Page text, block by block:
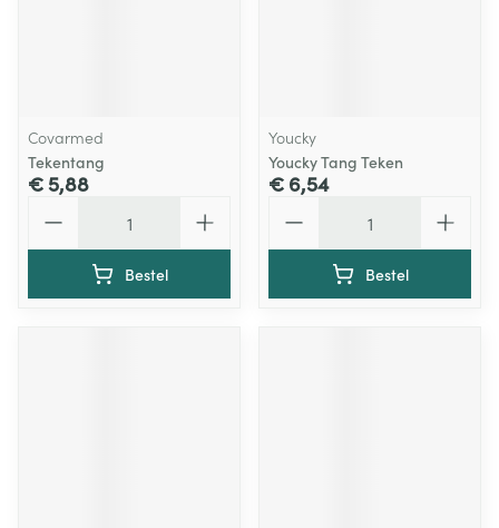
Covarmed
Tekentang
€ 5,88
Bestel
Youcky
Youcky Tang Teken
€ 6,54
Bestel